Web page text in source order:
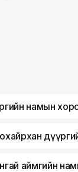
намын
аймгийн